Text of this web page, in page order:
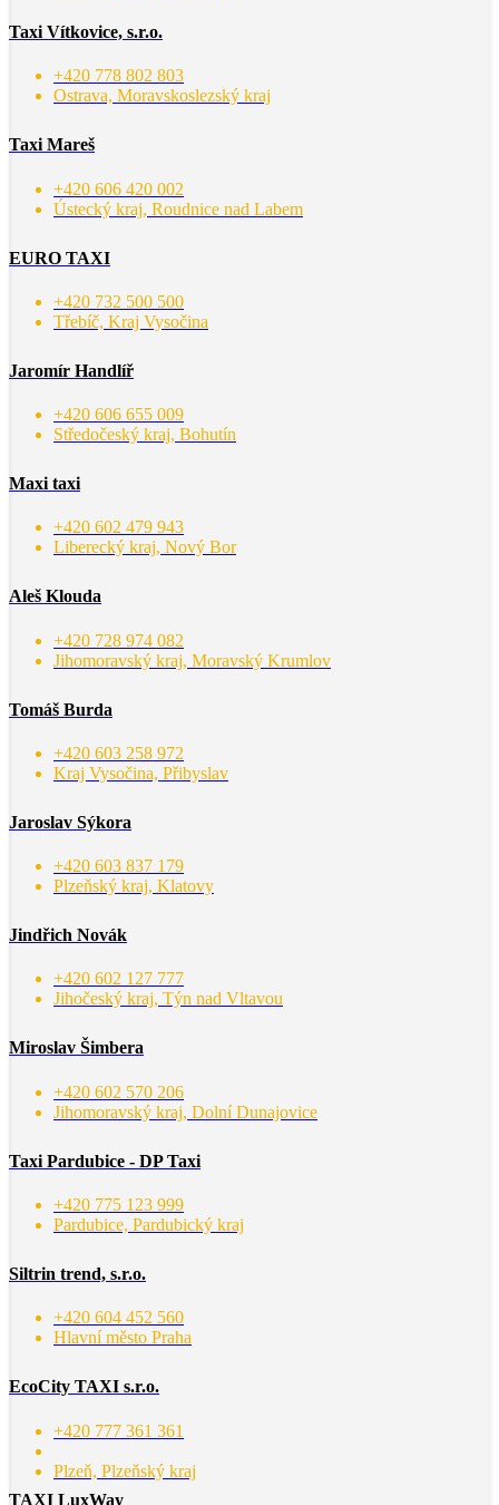
Taxi Vítkovice, s.r.o.
+420 778 802 803
Ostrava, Moravskoslezský kraj
Taxi Mareš
+420 606 420 002
Ústecký kraj, Roudnice nad Labem
EURO TAXI
+420 732 500 500
Třebíč, Kraj Vysočina
Jaromír Handlíř
+420 606 655 009
Středočeský kraj, Bohutín
Maxi taxi
+420 602 479 943
Liberecký kraj, Nový Bor
Aleš Klouda
+420 728 974 082
Jihomoravský kraj, Moravský Krumlov
Tomáš Burda
+420 603 258 972
Kraj Vysočina, Přibyslav
Jaroslav Sýkora
+420 603 837 179
Plzeňský kraj, Klatovy
Jindřich Novák
+420 602 127 777
Jihočeský kraj, Týn nad Vltavou
Miroslav Šimbera
+420 602 570 206
Jihomoravský kraj, Dolní Dunajovice
Taxi Pardubice - DP Taxi
+420 775 123 999
Pardubice, Pardubický kraj
Siltrin trend, s.r.o.
+420 604 452 560
Hlavní město Praha
EcoCity TAXI s.r.o.
+420 777 361 361
Plzeň, Plzeňský kraj
TAXI LuxWay